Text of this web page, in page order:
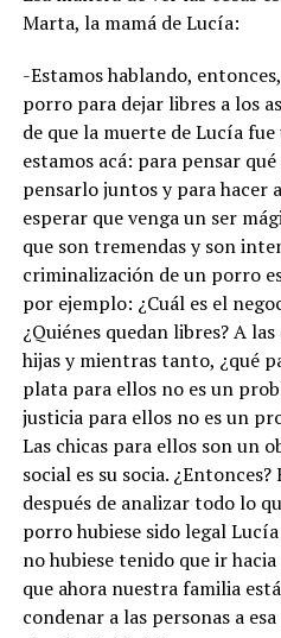
Marta, la mamá de Lucía:
-Estamos hablando,
porro para dejar libres a los
de que la muerte de Lucía
estamos acá: para pensar
pensarlo juntos y para hacer
esperar que venga un ser
que son tremendas y son
criminalización de un porro
por ejemplo: ¿Cuál es el
¿Quiénes quedan libres? A
hijas y mientras tanto, ¿qué
plata para ellos no es un
justicia para ellos no es un
Las chicas para ellos son un
social es su socia.
después de analizar todo lo
porro hubiese sido legal
no hubiese tenido que ir
que ahora nuestra familia
condenar a las personas a